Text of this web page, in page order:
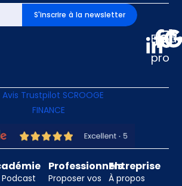
S'inscrire à la newsletter
pro
Podcast
Professionnels
Proposer vos
Entreprise
À propos